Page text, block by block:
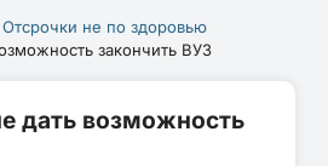
Отсрочки не по здоровью
закончить ВУЗ
дать возможность